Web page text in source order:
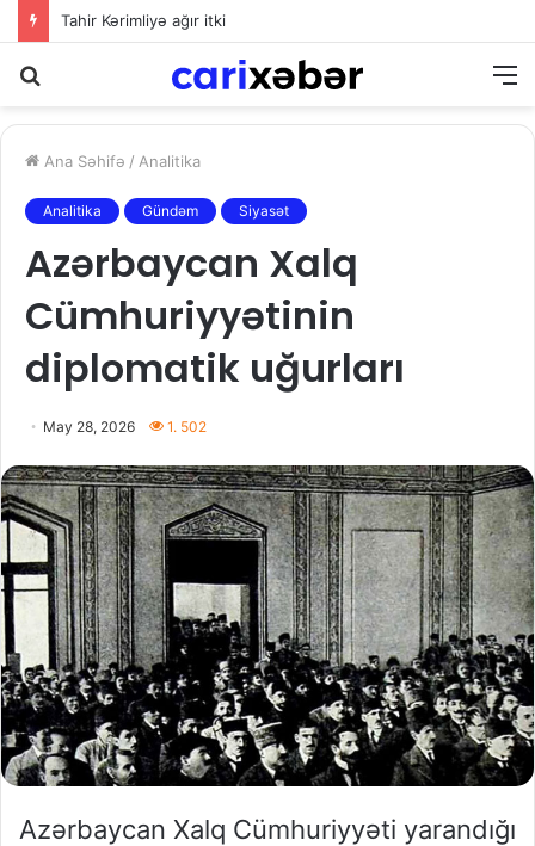
Tahir Kərimliyə ağır itki
Ana Səhifə / Analitika
Analitika Gündəm Siyasət
Azərbaycan Xalq
Cümhuriyyətinin
diplomatik uğurları
May 28, 2026 1. 502
Azərbaycan Xalq Cümhuriyyəti yarandığı